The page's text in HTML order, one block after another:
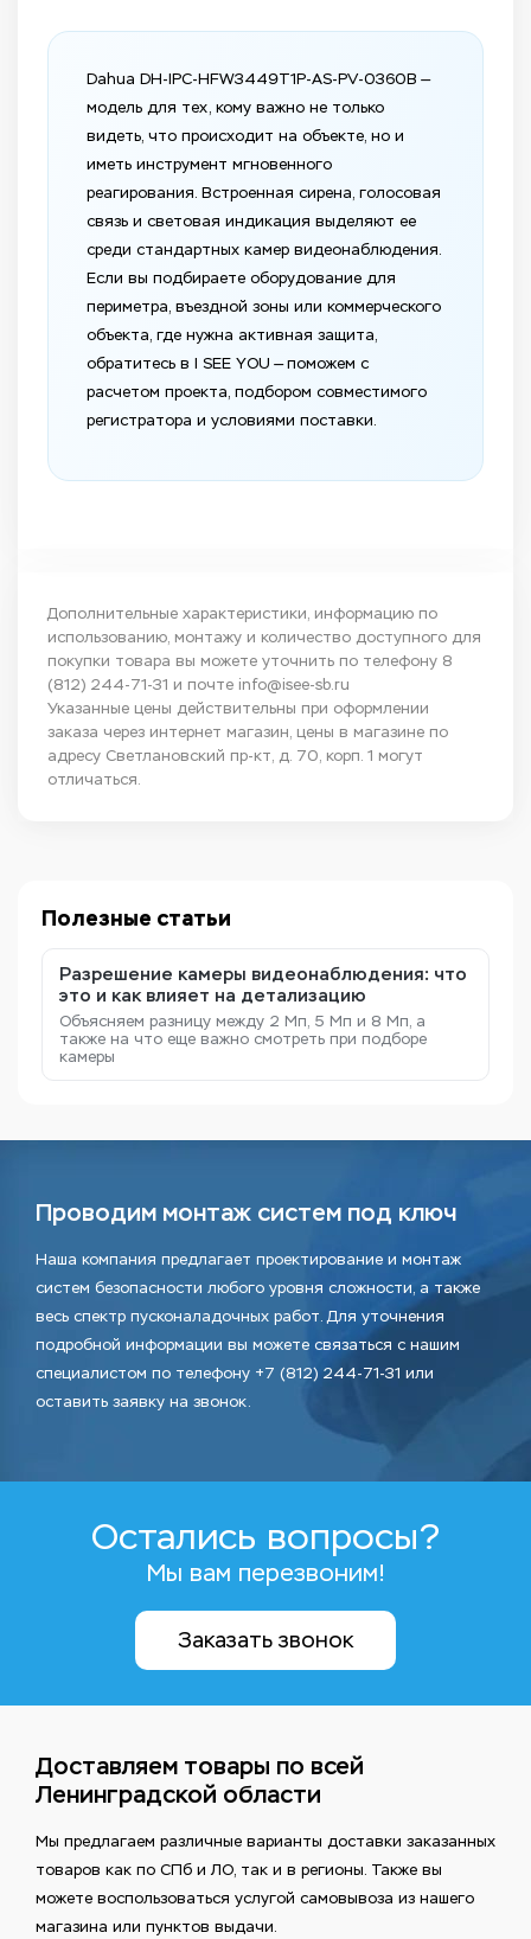
Dahua DH-IPC-HFW3449T1P-AS-PV-0360B —
модель для тех, кому важно не только
видеть, что происходит на объекте, но и
иметь инструмент мгновенного
реагирования. Встроенная сирена, голосовая
связь и световая индикация выделяют ее
среди стандартных камер видеонаблюдения.
Если вы подбираете оборудование для
периметра, въездной зоны или коммерческого
объекта, где нужна активная защита,
обратитесь в I SEE YOU — поможем с
расчетом проекта, подбором совместимого
регистратора и условиями поставки.
Дополнительные характеристики, информацию по
использованию, монтажу и количество доступного для
покупки товара вы можете уточнить по телефону 8
(812) 244-71-31 и почте info@isee-sb.ru
Указанные цены действительны при оформлении
заказа через интернет магазин, цены в магазине по
адресу Светлановский пр-кт, д. 70, корп. 1 могут
отличаться.
Полезные статьи
Разрешение камеры видеонаблюдения: что
это и как влияет на детализацию
Объясняем разницу между 2 Мп, 5 Мп и 8 Мп, а
также на что еще важно смотреть при подборе
камеры
Проводим монтаж систем под ключ
Наша компания предлагает проектирование и монтаж
систем безопасности любого уровня сложности, а также
весь спектр пусконаладочных работ. Для уточнения
подробной информации вы можете связаться с нашим
специалистом по телефону +7 (812) 244-71-31 или
оставить заявку на звонок.
Остались вопросы?
Мы вам перезвоним!
Заказать звонок
Доставляем товары по всей
Ленинградской области
Мы предлагаем различные варианты доставки заказанных
товаров как по СПб и ЛО, так и в регионы. Также вы
можете воспользоваться услугой самовывоза из нашего
магазина или пунктов выдачи.